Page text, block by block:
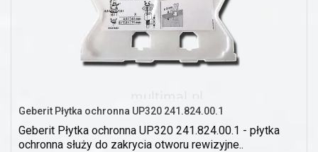
Geberit Płytka ochronna UP320 241.824.00.1
Geberit Płytka ochronna UP320 241.824.00.1 - płytka
ochronna służy do zakrycia otworu rewizyjne..